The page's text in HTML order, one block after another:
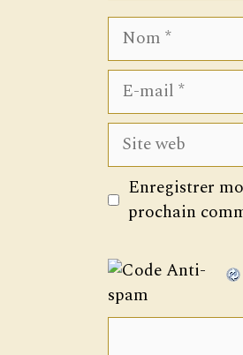
Nom
E-
mail
Site
web
Enregistrer
prochain